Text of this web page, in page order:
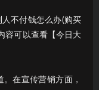
不付钱怎么办(购买
容可以查看【今日大
在宣传营销方面，